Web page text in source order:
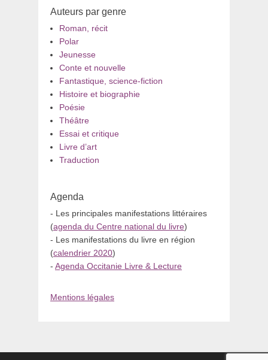
Auteurs par genre
Roman, récit
Polar
Jeunesse
Conte et nouvelle
Fantastique, science-fiction
Histoire et biographie
Poésie
Théâtre
Essai et critique
Livre d’art
Traduction
Agenda
- Les principales manifestations littéraires
(agenda du Centre national du livre)
- Les manifestations du livre en région
(calendrier 2020)
- Agenda Occitanie Livre & Lecture
Mentions légales